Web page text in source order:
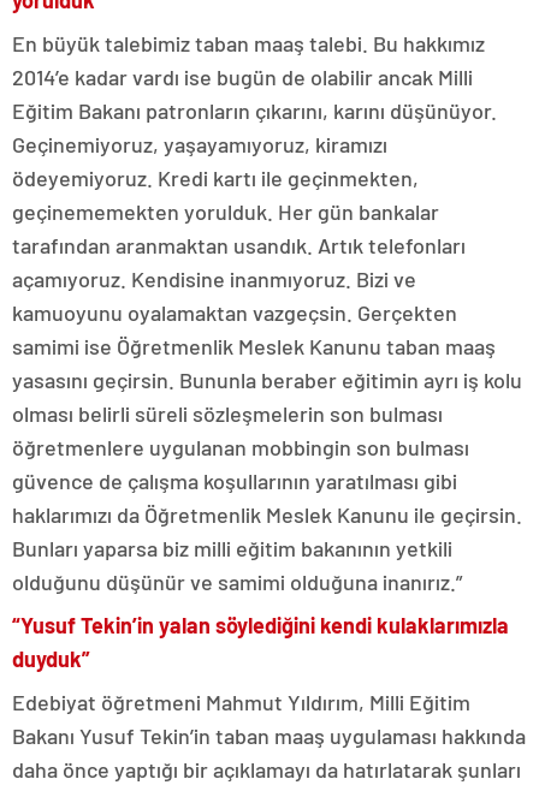
En büyük talebimiz taban maaş talebi. Bu hakkımız
2014’e kadar vardı ise bugün de olabilir ancak Milli
Eğitim Bakanı patronların çıkarını, karını düşünüyor.
Geçinemiyoruz, yaşayamıyoruz, kiramızı
ödeyemiyoruz. Kredi kartı ile geçinmekten,
geçinememekten yorulduk. Her gün bankalar
tarafından aranmaktan usandık. Artık telefonları
açamıyoruz. Kendisine inanmıyoruz. Bizi ve
kamuoyunu oyalamaktan vazgeçsin. Gerçekten
samimi ise Öğretmenlik Meslek Kanunu taban maaş
yasasını geçirsin. Bununla beraber eğitimin ayrı iş kolu
olması belirli süreli sözleşmelerin son bulması
öğretmenlere uygulanan mobbingin son bulması
güvence de çalışma koşullarının yaratılması gibi
haklarımızı da Öğretmenlik Meslek Kanunu ile geçirsin.
Bunları yaparsa biz milli eğitim bakanının yetkili
olduğunu düşünür ve samimi olduğuna inanırız.”
“Yusuf Tekin’in yalan söylediğini kendi kulaklarımızla
duyduk”
Edebiyat öğretmeni Mahmut Yıldırım, Milli Eğitim
Bakanı Yusuf Tekin’in taban maaş uygulaması hakkında
daha önce yaptığı bir açıklamayı da hatırlatarak şunları